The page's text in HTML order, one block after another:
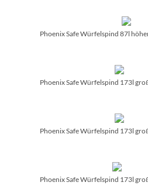
Phoenix Safe Würfelspind 87l
Phoenix Safe Würfelspind 173l
Phoenix Safe Würfelspind 173l
Phoenix Safe Würfelspind 173l